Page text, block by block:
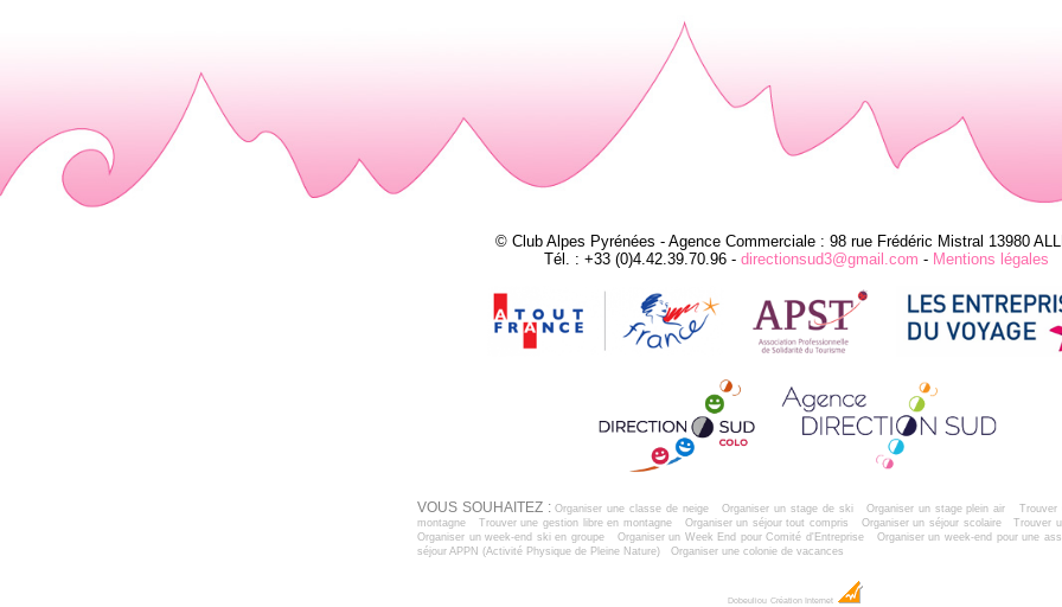
© Club Alpes Pyrénées - Agence Commerciale : 98 rue Frédéric Mistral 13980
Tél. : +33 (0)4.42.39.70.96 - directionsud3@gmail.com - Mentions légales
VOUS SOUHAITEZ :Organiser une classe de neige Organiser un stage de ski Organiser un stage plein air
Trouver
montagne
Trouver une gestion libre en montagne Organiser un séjour tout compris Organiser un séjour scolaire
Trouver
Organiser un week-end ski en groupe
Organiser un Week End pour Comité d'Entreprise Organiser un week-end pour une
séjour APPN (Activité Physique de Pleine Nature)
Organiser une colonie de vacances
Dobeuliou Création Internet